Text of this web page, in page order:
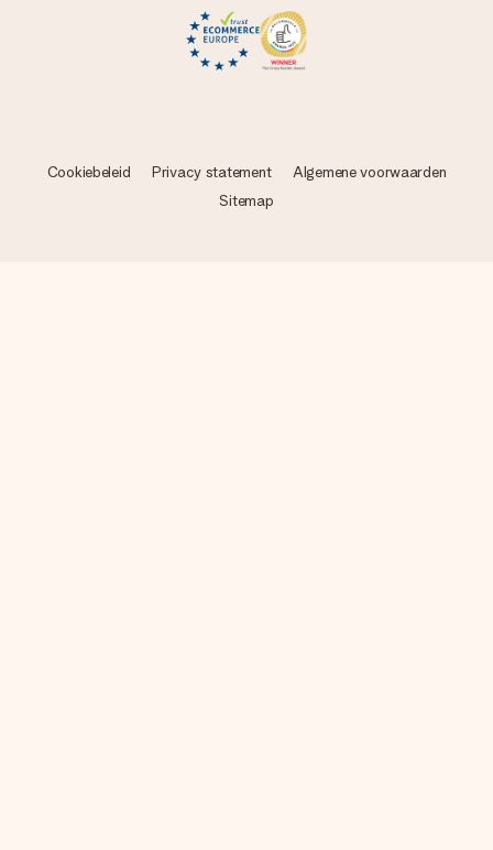
Cookiebeleid Privacy statement
Algemene voorwaarden
Sitemap